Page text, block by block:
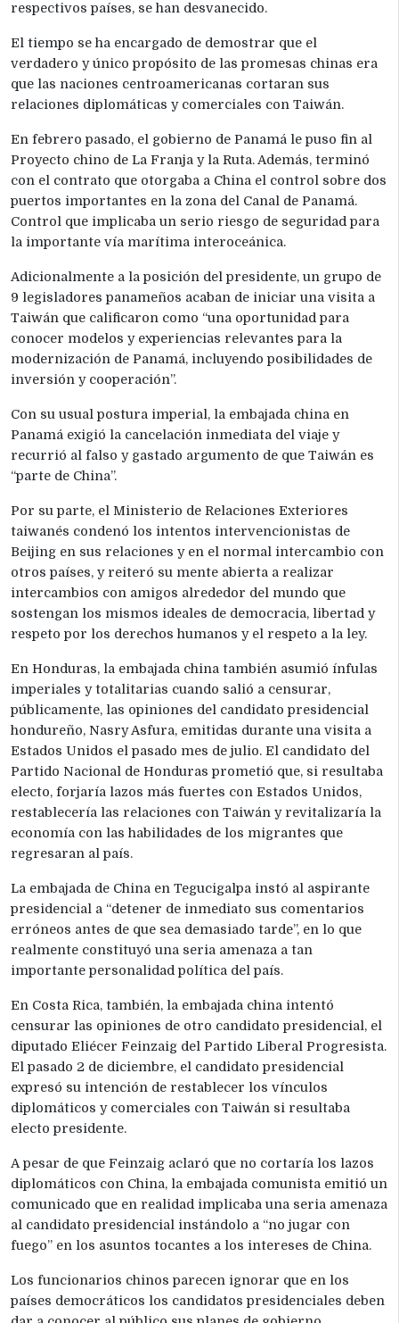
respectivos países, se han desvanecido.
El tiempo se ha encargado de demostrar que el
verdadero y único propósito de las promesas chinas era
que las naciones centroamericanas cortaran sus
relaciones diplomáticas y comerciales con Taiwán.
En febrero pasado, el gobierno de Panamá le puso fin al
Proyecto chino de La Franja y la Ruta. Además, terminó
con el contrato que otorgaba a China el control sobre dos
puertos importantes en la zona del Canal de Panamá.
Control que implicaba un serio riesgo de seguridad para
la importante vía marítima interoceánica.
Adicionalmente a la posición del presidente, un grupo de
9 legisladores panameños acaban de iniciar una visita a
Taiwán que calificaron como “una oportunidad para
conocer modelos y experiencias relevantes para la
modernización de Panamá, incluyendo posibilidades de
inversión y cooperación”.
Con su usual postura imperial, la embajada china en
Panamá exigió la cancelación inmediata del viaje y
recurrió al falso y gastado argumento de que Taiwán es
“parte de China”.
Por su parte, el Ministerio de Relaciones Exteriores
taiwanés condenó los intentos intervencionistas de
Beijing en sus relaciones y en el normal intercambio con
otros países, y reiteró su mente abierta a realizar
intercambios con amigos alrededor del mundo que
sostengan los mismos ideales de democracia, libertad y
respeto por los derechos humanos y el respeto a la ley.
En Honduras, la embajada china también asumió ínfulas
imperiales y totalitarias cuando salió a censurar,
públicamente, las opiniones del candidato presidencial
hondureño, Nasry Asfura, emitidas durante una visita a
Estados Unidos el pasado mes de julio. El candidato del
Partido Nacional de Honduras prometió que, si resultaba
electo, forjaría lazos más fuertes con Estados Unidos,
restablecería las relaciones con Taiwán y revitalizaría la
economía con las habilidades de los migrantes que
regresaran al país.
La embajada de China en Tegucigalpa instó al aspirante
presidencial a “detener de inmediato sus comentarios
erróneos antes de que sea demasiado tarde”, en lo que
realmente constituyó una seria amenaza a tan
importante personalidad política del país.
En Costa Rica, también, la embajada china intentó
censurar las opiniones de otro candidato presidencial, el
diputado Eliécer Feinzaig del Partido Liberal Progresista.
El pasado 2 de diciembre, el candidato presidencial
expresó su intención de restablecer los vínculos
diplomáticos y comerciales con Taiwán si resultaba
electo presidente.
A pesar de que Feinzaig aclaró que no cortaría los lazos
diplomáticos con China, la embajada comunista emitió un
comunicado que en realidad implicaba una seria amenaza
al candidato presidencial instándolo a “no jugar con
fuego” en los asuntos tocantes a los intereses de China.
Los funcionarios chinos parecen ignorar que en los
países democráticos los candidatos presidenciales deben